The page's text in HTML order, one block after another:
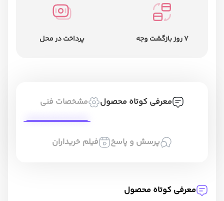
7 روز بازگشت وجه پرداخت در محل
معرفی کوتاه محصول مشخصات فنی
پرسش و پاسخ فیلم خریداران
معرفی کوتاه محصول